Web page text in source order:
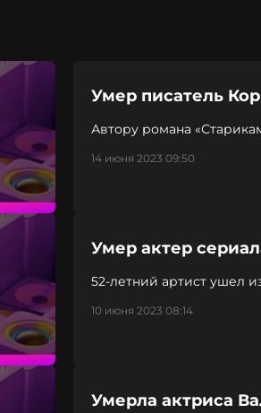
Умер писатель
Автору романа
14 июня 2023 09:50
Умер актер
52-летний артист ушел
10 июня 2023 08:14
Умерла актриса